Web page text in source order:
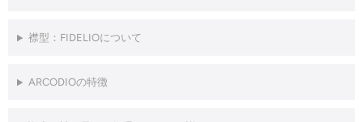
襟型： FIDELIOについて
ARCODIOの特徴